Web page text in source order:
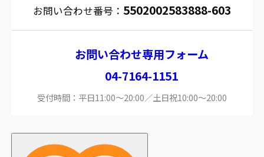
お問い合わせ番号： 5502002583888-603
お問い合わせ専用フォーム
04-7164-1151
受付時間：平日11:00～20:00／土日祝10:00～20:00